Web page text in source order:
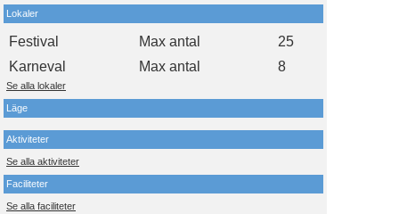
Lokaler
Festival Max antal
25
Karneval
Max antal 8
Se alla lokaler
Läge
Aktiviteter
Se alla aktiviteter
Faciliteter
Se alla faciliteter